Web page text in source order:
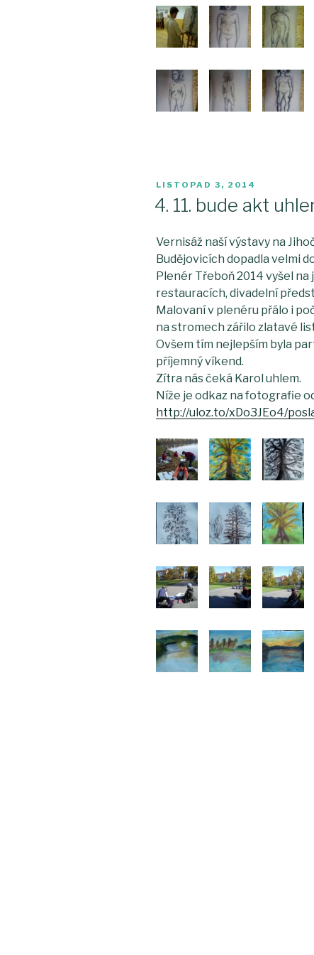
PUBLIKOVÁNO
LISTOPAD 3, 2014
4. 11. bude akt
Vernisáž naší výstavy na
Budějovicích dopadla velmi
Plenér Třeboň 2014 vyšel
restauracích, divadelní
Malovaní v plenéru přálo i
na stromech zářilo zlatavé
Ovšem tím nejlepším byla
příjemný víkend.
Zítra nás čeká Karol uhlem.
Níže je odkaz na fotografie
http://uloz.to/xDo3JEo4/